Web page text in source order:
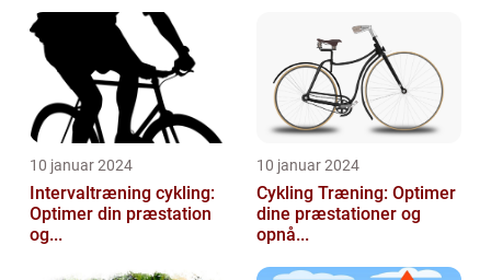
10 januar 2024
Intervaltræning cykling:
Optimer din præstation
og...
10 januar 2024
Cykling Træning: Optimer
dine præstationer og
opnå...